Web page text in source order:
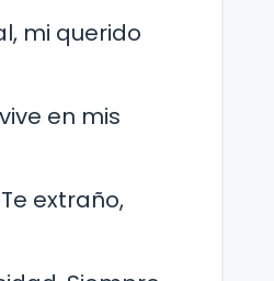
mi querido
en mis
extraño,